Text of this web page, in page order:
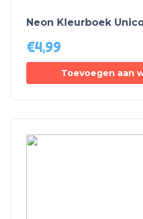
Neon Kleurboek
€4,99
Toevoegen aan